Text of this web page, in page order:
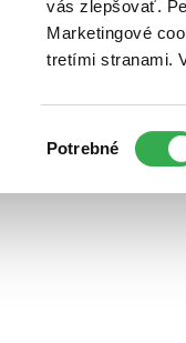
vás zlepšovať.
Marketingové
tretími stranami.
súhlasu
Potrebné